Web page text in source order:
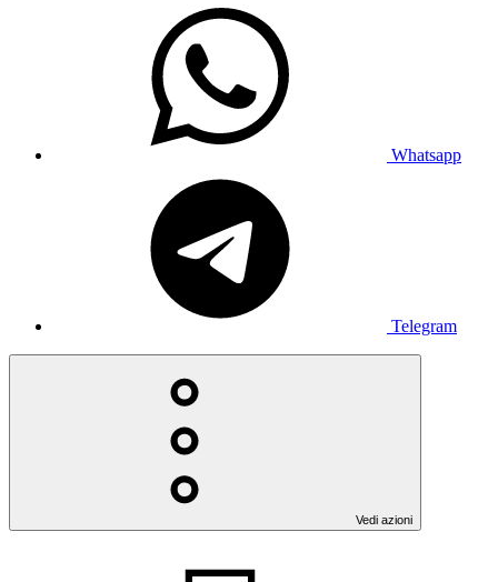
Whatsapp
Telegram
Vedi azioni